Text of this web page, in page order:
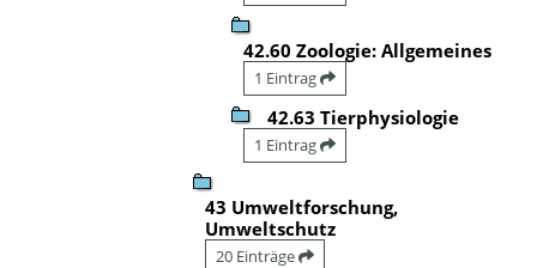
42.60 Zoologie: Allgemeines
1 Eintrag
42.63 Tierphysiologie
1 Eintrag
43 Umweltforschung,
Umweltschutz
20 Einträge